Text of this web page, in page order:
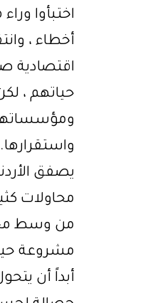
اختبأوا
أخطاء ،
اقتصادية
حياتهم ،
ومؤسساتها
واستقرارها.
يصفق
محاولات
من وسط
مشروعة
أبداً أن